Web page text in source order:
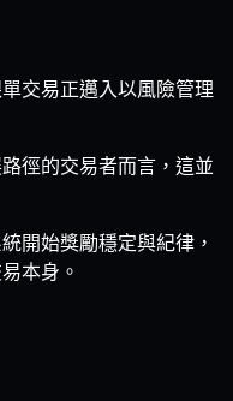
交易正邁入以風險管理
徑的交易者而言，這並
開始獎勵穩定與紀律，
本身。